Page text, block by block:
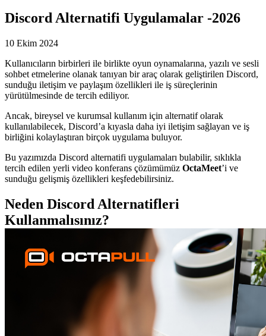
Discord Alternatifi Uygulamalar -2026
10 Ekim 2024
Kullanıcıların birbirleri ile birlikte oyun oynamalarına, yazılı ve sesli
sohbet etmelerine olanak tanıyan bir araç olarak geliştirilen Discord,
sunduğu iletişim ve paylaşım özellikleri ile iş süreçlerinin
yürütülmesinde de tercih ediliyor.
Ancak, bireysel ve kurumsal kullanım için alternatif olarak
kullanılabilecek, Discord’a kıyasla daha iyi iletişim sağlayan ve iş
birliğini kolaylaştıran birçok uygulama buluyor.
Bu yazımızda Discord alternatifi uygulamaları bulabilir, sıklıkla
tercih edilen yerli video konferans çözümümüz OctaMeet’i ve
sunduğu gelişmiş özellikleri keşfedebilirsiniz.
Neden Discord Alternatifleri
Kullanmalısınız?